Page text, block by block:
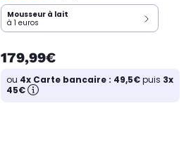
Mousseur à lait
à 1 euros
179,99€
ou 4x Carte bancaire : 49,5€puis 3x
45€